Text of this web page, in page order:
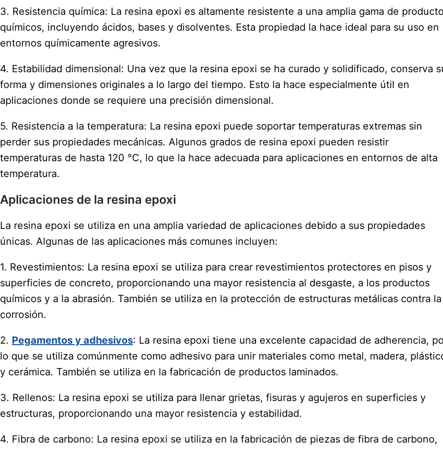
3. Resistencia química: La resina epoxi es altamente resistente a una amplia gama de
químicos, incluyendo ácidos, bases y disolventes. Esta propiedad la hace ideal para su uso en
entornos químicamente agresivos.
4. Estabilidad dimensional: Una vez que la resina epoxi se ha curado y solidificado, conserva
forma y dimensiones originales a lo largo del tiempo. Esto la hace especialmente útil en
aplicaciones donde se requiere una precisión dimensional.
5. Resistencia a la temperatura: La resina epoxi puede soportar temperaturas extremas sin
perder sus propiedades mecánicas. Algunos grados de resina epoxi pueden resistir
temperaturas de hasta 120 °C, lo que la hace adecuada para aplicaciones en entornos de alta
temperatura.
Aplicaciones de la resina epoxi
La resina epoxi se utiliza en una amplia variedad de aplicaciones debido a sus propiedades
únicas. Algunas de las aplicaciones más comunes incluyen:
1. Revestimientos: La resina epoxi se utiliza para crear revestimientos protectores en pisos y
superficies de concreto, proporcionando una mayor resistencia al desgaste, a los productos
químicos y a la abrasión. También se utiliza en la protección de estructuras metálicas contra la
corrosión.
2. Pegamentos y adhesivos: La resina epoxi tiene una excelente capacidad de adherencia,
lo que se utiliza comúnmente como adhesivo para unir materiales como metal, madera,
y cerámica. También se utiliza en la fabricación de productos laminados.
3. Rellenos: La resina epoxi se utiliza para llenar grietas, fisuras y agujeros en superficies y
estructuras, proporcionando una mayor resistencia y estabilidad.
4. Fibra de carbono: La resina epoxi se utiliza en la fabricación de piezas de fibra de carbono,